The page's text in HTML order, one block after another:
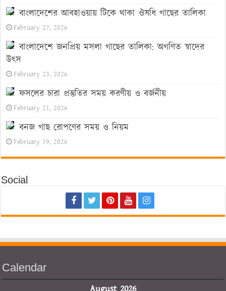
বাংলাদেশের আবহাওয়ায় টিকে থাকা ঔষধি গাছের তালিকা
February 27, 2026
বাংলাদেশে জনপ্রিয় মসলা গাছের তালিকা: অগণিত স্বাদের
উৎস
February 23, 2026
ফসলের চারা প্রস্তুতির সময় করণীয় ও বর্জনীয়
February 21, 2026
বনজ গাছ রোপণের সময় ও নিয়ম
February 19, 2026
Social
Calendar